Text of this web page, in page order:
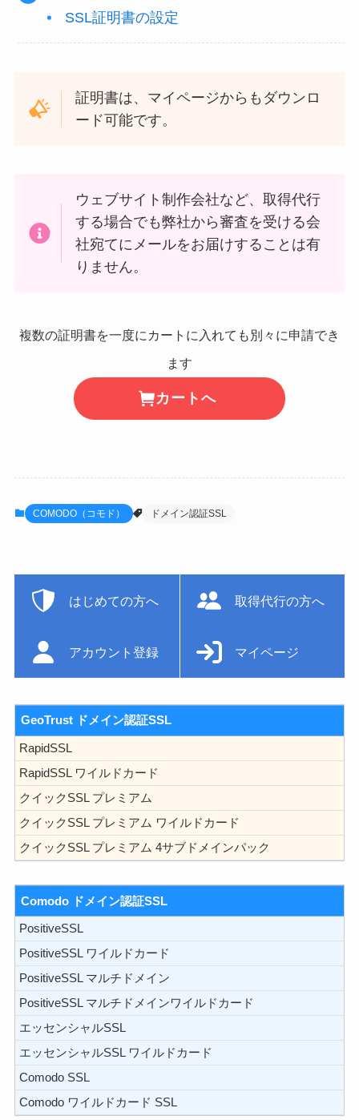
SSL証明書の設定
証明書は、マイページからもダウンロ
ード可能です。
ウェブサイト制作会社など、取得代行
する場合でも弊社から審査を受ける会
社宛てにメールをお届けすることは有
りません。
複数の証明書を一度にカートに入れても別々に申請でき
ます
カートへ
COMODO（コモド） ドメイン認証SSL
はじめての方へ 取得代行の方へ
アカウント登録 マイページ
GeoTrust ドメイン認証SSL
RapidSSL
RapidSSL ワイルドカード
クイックSSL プレミアム
クイックSSL プレミアム ワイルドカード
クイックSSL プレミアム 4サブドメインパック
Comodo ドメイン認証SSL
PositiveSSL
PositiveSSL ワイルドカード
PositiveSSL マルチドメイン
PositiveSSL マルチドメインワイルドカード
エッセンシャルSSL
エッセンシャルSSL ワイルドカード
Comodo SSL
Comodo ワイルドカード SSL